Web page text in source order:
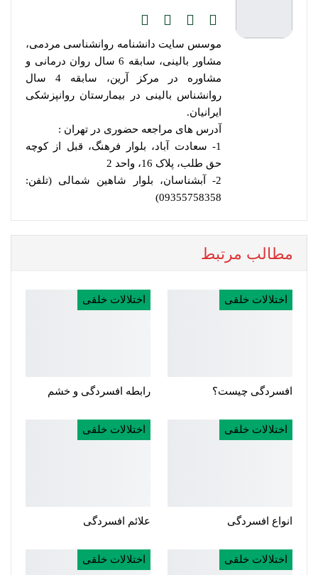
موسس سایت دانشنامه روانشناسی مردمی،
مشاور بالینی، سابقه 6 سال روان درمانی و
مشاوره در مرکز آرین، سابقه 4 سال
روانشناس بالینی در بیمارستان روانپزشکی
ایرانیان.
آدرس های مراجعه حضوری در تهران :
1- سعادت آباد، بلوار فرهنگ، قبل از کوچه
حق طلب، پلاک 16، واحد 2
2- آبشناسان، بلوار شاهین شمالی (تلفن:
09355758358)
مطالب مرتبط
اختلالات خلقی
افسردگی چیست؟
اختلالات خلقی
رابطه افسردگی و خشم
اختلالات خلقی
انواع افسردگی
اختلالات خلقی
علائم افسردگی
اختلالات خلقی اختلالات خلقی